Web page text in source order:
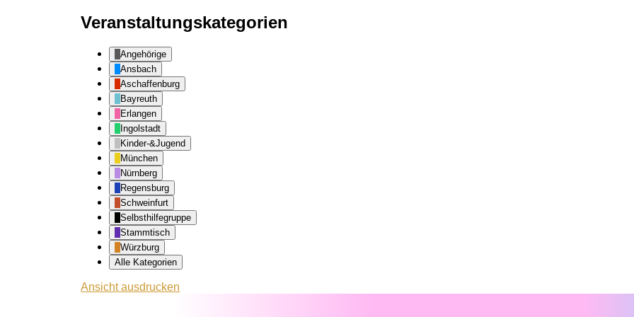
Veranstaltungskategorien
Angehörige
Ansbach
Aschaffenburg
Bayreuth
Erlangen
Ingolstadt
Kinder-&Jugend
München
Nürnberg
Regensburg
Schweinfurt
Selbsthilfegruppe
Stammtisch
Würzburg
Alle Kategorien
Ansichtausdrucken